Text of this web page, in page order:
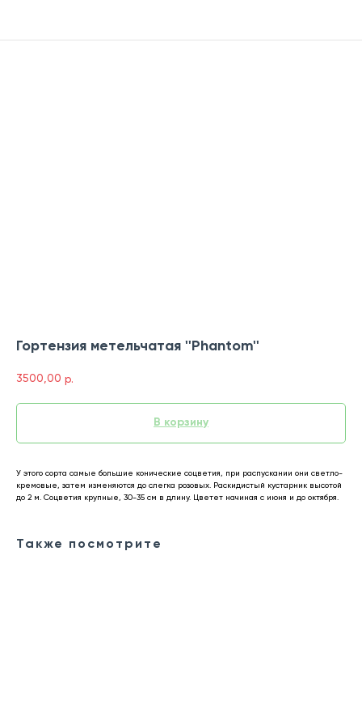
Гортензия метельчатая ''Phantom''
3500,00 р.
В корзину
У этого сорта самые большие конические соцветия, при распускании они светло-
кремовые, затем изменяются до слегка розовых. Раскидистый кустарник высотой
до 2 м. Соцветия крупные, 30-35 см в длину. Цветет начиная с июня и до октября.
Также посмотрите